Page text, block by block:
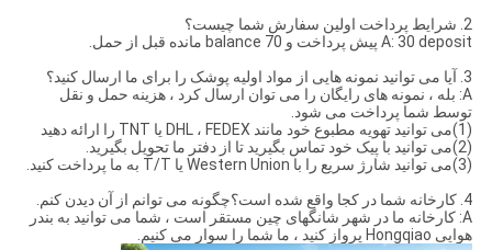
2. شرایط پرداخت اولین سفارش شما چیست؟
A: 30 deposit پیش پرداخت و 70 balance مانده قبل از حمل.
3. آیا می توانید نمونه هایی از مواد اولیه پوشک را برای ما ارسال کنید؟
A: بله ، نمونه های رایگان را می توان ارسال کرد ، هزینه حمل و نقل
توسط شما پرداخت می شود.
(1)می توانید تهویه مطبوع خود مانند DHL ، FEDEX یا TNT را ارائه دهید
(2)می توانید با پیک خود تماس بگیرید تا از دفتر ما تحویل بگیرید.
(3)می توانید شارژ سریع را با Western Union یا T/T به ما پرداخت کنید.
4. کارخانه شما در کجا واقع شده است؟چگونه می توانم از آن دیدن کنم.
A: کارخانه ما در شهر شانگهای چین مستقر است ، شما می توانید به بندر
هوایی Hongqiao پرواز کنید ، ما شما را سوار می کنیم.